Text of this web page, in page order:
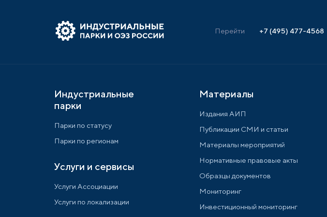
Перейти +7 (495) 477-4568
Индустриальные
парки
Парки по статусу
Парки по регионам
Услуги и сервисы
Услуги Ассоциации
Услуги по локализации
Материалы
Издания АИП
Публикации СМИ и статьи
Материалы мероприятий
Нормативные правовые акты
Образцы документов
Мониторинг
Инвестиционный мониторинг